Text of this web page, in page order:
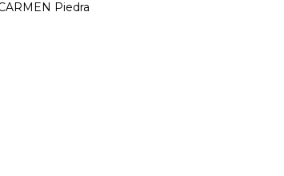
Piedra